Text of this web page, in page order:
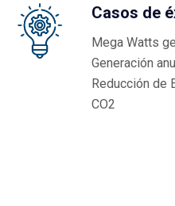
Casos de
Mega Watts
Generación
Reducción de
CO2